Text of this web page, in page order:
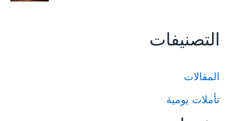
التصنيفات
المقالات
تأملات يومية